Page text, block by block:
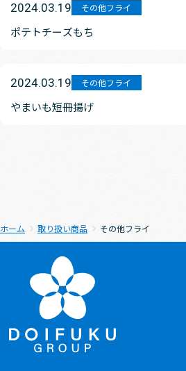
2024.03.19 その他フライ
ポテトチーズもち
2024.03.19 その他フライ
やまいも短冊揚げ
ホーム 取り扱い商品 その他フライ